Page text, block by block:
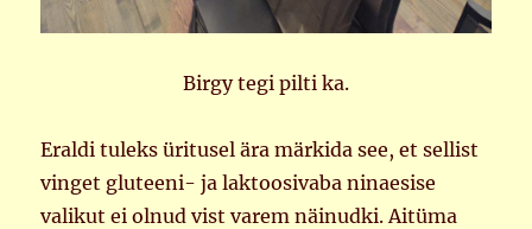
Birgy tegi pilti ka.
Eraldi tuleks üritusel ära märkida see, et sellist
vinget gluteeni- ja laktoosivaba ninaesise
valikut ei olnud vist varem näinudki. Aitüma